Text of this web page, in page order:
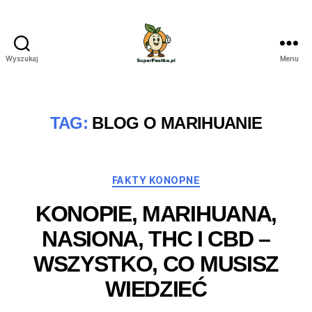
Wyszukaj Menu
TAG: BLOG O MARIHUANIE
Kategorie
FAKTY KONOPNE
KONOPIE, MARIHUANA,
NASIONA, THC I CBD –
WSZYSTKO, CO MUSISZ
WIEDZIEĆ